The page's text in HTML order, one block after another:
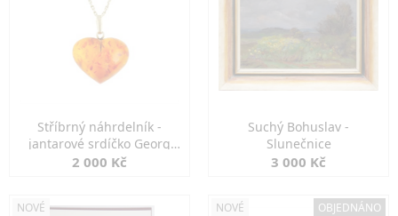
Stříbrný náhrdelník -
jantarové srdíčko Georg
Kramer
2 000 Kč
Suchý Bohuslav -
Slunečnice
3 000 Kč
NOVÉ NOVÉ OBJEDNÁNO